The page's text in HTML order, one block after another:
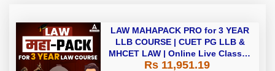
LAW MAHAPACK PRO for 3 YEAR
LLB COURSE | CUET PG LLB &
MHCET LAW | Online Live Classes
with Printed Books by Adda 247
Rs 11,951.19